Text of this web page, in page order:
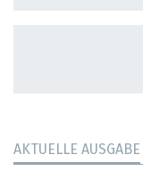
AKTUELLE AUSGABE